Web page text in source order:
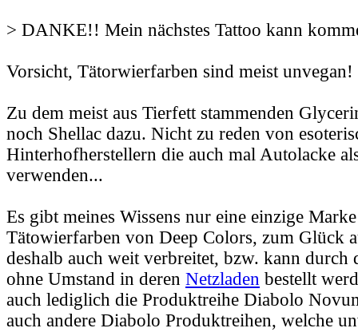
> DANKE!! Mein nächstes Tattoo kann
Vorsicht, Tätorwierfarben sind meist unvegan!
Zu dem meist aus Tierfett stammenden
noch Shellac dazu. Nicht zu reden von
Hinterhofherstellern die auch mal Autolacke
verwenden...
Es gibt meines Wissens nur eine einzige
Tätowierfarben von Deep Colors, zum Glück
deshalb auch weit verbreitet, bzw. kann durch
ohne Umstand in deren Netzladen bestellt
auch lediglich die Produktreihe Diabolo
auch andere Diabolo Produktreihen, welche